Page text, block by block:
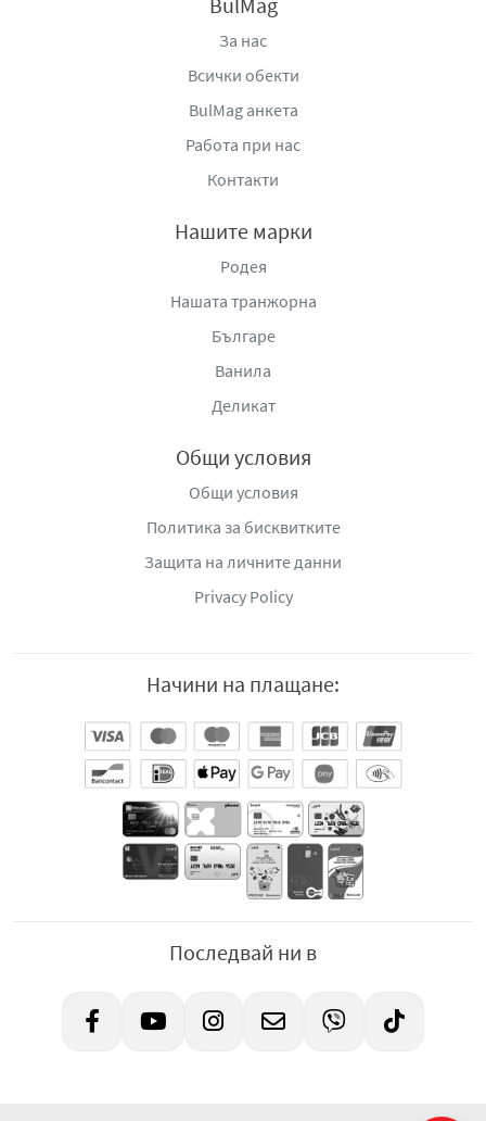
За нас
Всички обекти
BulMag анкета
Работа при нас
Контакти
Нашите марки
Родея
Нашата транжорна
Българе
Ванила
Деликат
Общи условия
Общи условия
Политика за бисквитките
Защита на личните данни
Privacy Policy
Начини на плащане:
Последвай ни в